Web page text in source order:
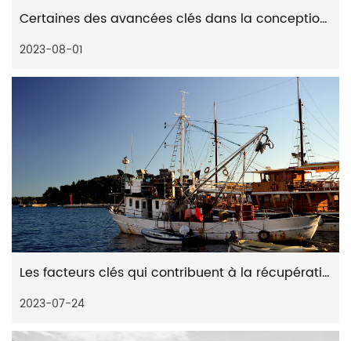
Certaines des avancées clés dans la conception des engrenages des moulinets spinning à distance
2023-08-01
Les facteurs clés qui contribuent à la récupération fluide et fiable des moulinets spinning distants
2023-07-24